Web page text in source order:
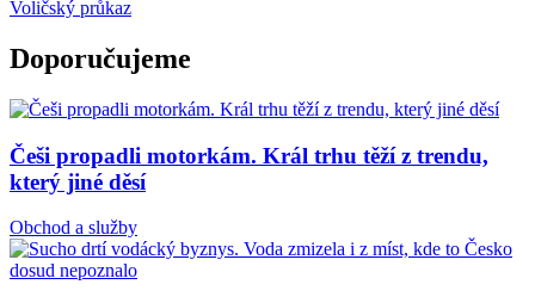
Voličský průkaz
Doporučujeme
Češi propadli motorkám. Král trhu těží z trendu,
který jiné děsí
Obchod a služby